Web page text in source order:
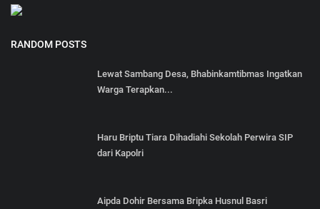
RANDOM POSTS
Lewat Sambang Desa, Bhabinkamtibmas Ingatkan
Warga Terapkan...
Haru Briptu Tiara Dihadiahi Sekolah Perwira SIP
dari Kapolri
Aipda Dohir Bersama Bripka Husnul Basri